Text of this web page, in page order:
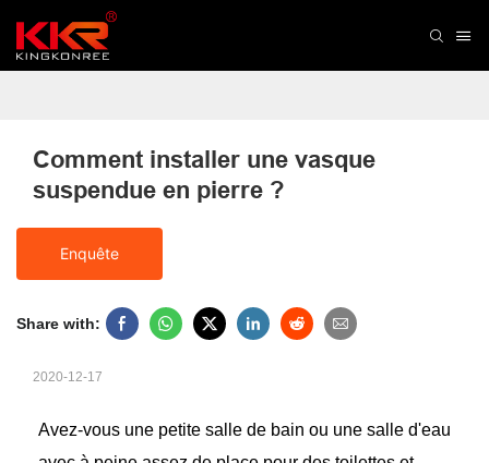
Comment installer une vasque
suspendue en pierre ?
Enquête
Share with:
2020-12-17
Avez-vous une petite salle de bain ou une salle d'eau